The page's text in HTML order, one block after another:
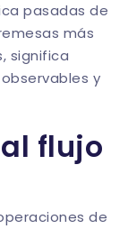
pasadas de
más
significa
y
flujo
de